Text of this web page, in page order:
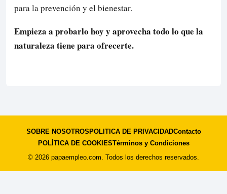
para la prevención y el bienestar.
Empieza a probarlo hoy y aprovecha todo lo que la
naturaleza tiene para ofrecerte.
SOBRE NOSOTROS POLITICA DE PRIVACIDADContacto
POLÍTICA DE COOKIESTérminos y Condiciones
© 2026 papaempleo.com. Todos los derechos reservados.